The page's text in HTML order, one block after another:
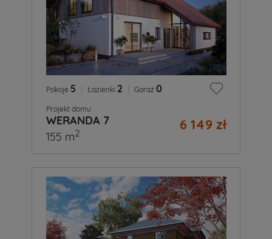
Pokoje 5 Łazienki 2 Garaż 0
Projekt domu
WERANDA 7 6 149 zł
155 m2